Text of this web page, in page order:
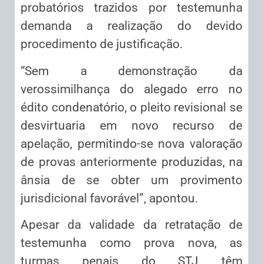
probatórios trazidos por testemunha
demanda a realização do devido
procedimento de justificação.
“Sem a demonstração da
verossimilhança do alegado erro no
édito condenatório, o pleito revisional se
desvirtuaria em novo recurso de
apelação, permitindo-se nova valoração
de provas anteriormente produzidas, na
ânsia de se obter um provimento
jurisdicional favorável”, apontou.
Apesar da validade da retratação de
testemunha como prova nova, as
turmas penais do STJ têm